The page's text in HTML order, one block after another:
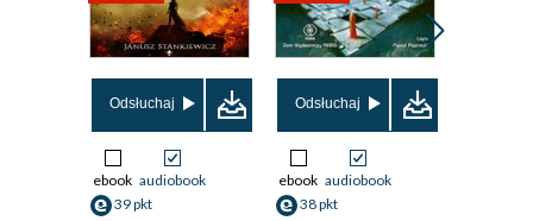
Odsłuchaj
ebook audiobook
39 pkt
Odsłuchaj
ebook audiobook
38 pkt